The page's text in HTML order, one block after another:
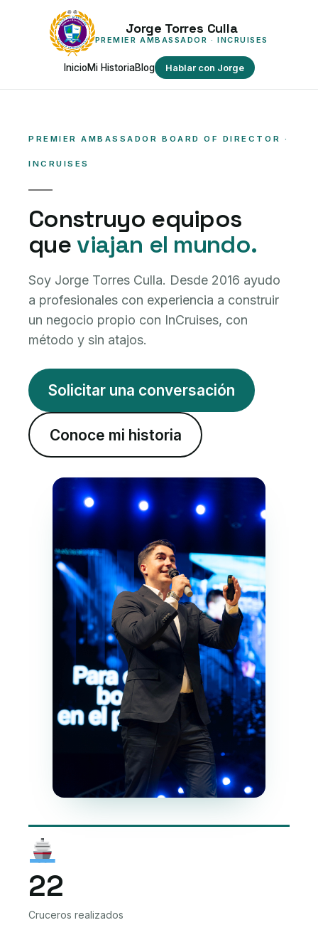
Jorge Torres Culla
PREMIER AMBASSADOR · INCRUISES
InicioMi HistoriaBlog Hablar con Jorge
PREMIER AMBASSADOR BOARD OF DIRECTOR ·
INCRUISES
Construyo equipos
queviajan el mundo.
Soy Jorge Torres Culla. Desde 2016 ayudo
a profesionales con experiencia a construir
un negocio propio con InCruises, con
método y sin atajos.
Solicitar una conversación
Conoce mi historia
22
Cruceros realizados